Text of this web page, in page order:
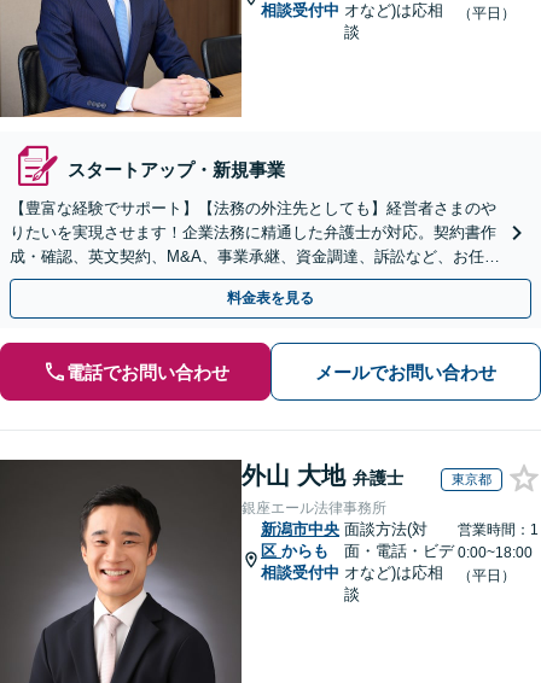
相談受付中 オなど)は応相
談
（平日）
スタートアップ・新規事業
【豊富な経験でサポート】【法務の外注先としても】経営者さまのや
りたいを実現させます！企業法務に精通した弁護士が対応。契約書作
成・確認、英文契約、M&A、事業承継、資金調達、訴訟など、お任せ
ください【複数の顧問契約プランあり】【英語対応】
料金表を見る
電話でお問い合わせ メールでお問い合わせ
外山 大地 弁護士 東京都
銀座エール法律事務所
新潟市中央
区 からも
相談受付中
面談方法(対
面・電話・ビデ
オなど)は応相
談
営業時間：1
0:00~18:00
（平日）